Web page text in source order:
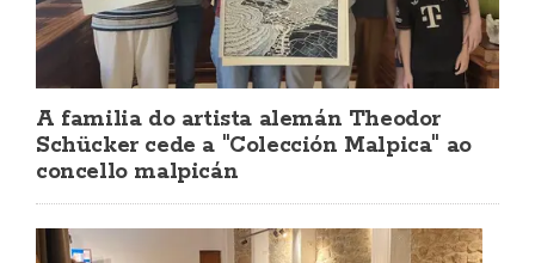
A familia do artista alemán Theodor
Schücker cede a "Colección Malpica" ao
concello malpicán